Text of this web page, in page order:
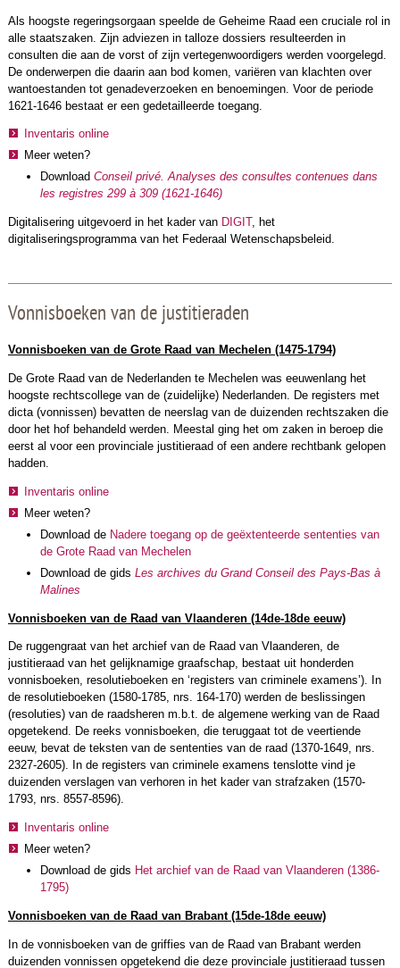
Als hoogste regeringsorgaan speelde de Geheime Raad een cruciale rol in
alle staatszaken. Zijn adviezen in talloze dossiers resulteerden in
consulten die aan de vorst of zijn vertegenwoordigers werden voorgelegd.
De onderwerpen die daarin aan bod komen, variëren van klachten over
wantoestanden tot genadeverzoeken en benoemingen. Voor de periode
1621-1646 bestaat er een gedetailleerde toegang.
Inventaris online
Meer weten?
Download Conseil privé. Analyses des consultes contenues dans
les registres 299 à 309 (1621-1646)
Digitalisering uitgevoerd in het kader van DIGIT, het
digitaliseringsprogramma van het Federaal Wetenschapsbeleid.
Vonnisboeken van de justitieraden
Vonnisboeken van de Grote Raad van Mechelen (1475-1794)
De Grote Raad van de Nederlanden te Mechelen was eeuwenlang het
hoogste rechtscollege van de (zuidelijke) Nederlanden. De registers met
dicta (vonnissen) bevatten de neerslag van de duizenden rechtszaken die
door het hof behandeld werden. Meestal ging het om zaken in beroep die
eerst al voor een provinciale justitieraad of een andere rechtbank gelopen
hadden.
Inventaris online
Meer weten?
Download de Nadere toegang op de geëxtenteerde sententies van
de Grote Raad van Mechelen
Download de gids Les archives du Grand Conseil des Pays-Bas à
Malines
Vonnisboeken van de Raad van Vlaanderen (14de-18de eeuw)
De ruggengraat van het archief van de Raad van Vlaanderen, de
justitieraad van het gelijknamige graafschap, bestaat uit honderden
vonnisboeken, resolutieboeken en ‘registers van criminele examens’). In
de resolutieboeken (1580-1785, nrs. 164-170) werden de beslissingen
(resoluties) van de raadsheren m.b.t. de algemene werking van de Raad
opgetekend. De reeks vonnisboeken, die teruggaat tot de veertiende
eeuw, bevat de teksten van de sententies van de raad (1370-1649, nrs.
2327-2605). In de registers van criminele examens tenslotte vind je
duizenden verslagen van verhoren in het kader van strafzaken (1570-
1793, nrs. 8557-8596).
Inventaris online
Meer weten?
Download de gids Het archief van de Raad van Vlaanderen (1386-
1795)
Vonnisboeken van de Raad van Brabant (15de-18de eeuw)
In de vonnisboeken van de griffies van de Raad van Brabant werden
duizenden vonnissen opgetekend die deze provinciale justitieraad tussen